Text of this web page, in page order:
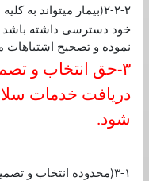
٢-٢-٢(بيمار ميتواند به
خود دسترسی داشته باشد
نموده و تصحيح اشتباهات
٣-حق انتخاب و
دريافت خدمات
شود.
١ -٣(محدوده انتخاب و